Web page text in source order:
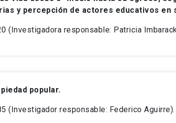
y percepción de actores educativos en
(Investigadora responsable: Patricia
popular.
(Investigador responsable: Federico Aguirre).